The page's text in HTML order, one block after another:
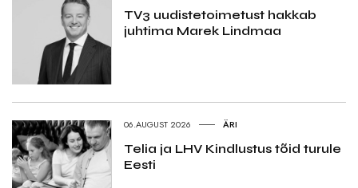
TV3 uudistetoimetust hakkab
juhtima Marek Lindmaa
06.AUGUST 2026 ÄRI
Telia ja LHV Kindlustus tõid turule
Eesti